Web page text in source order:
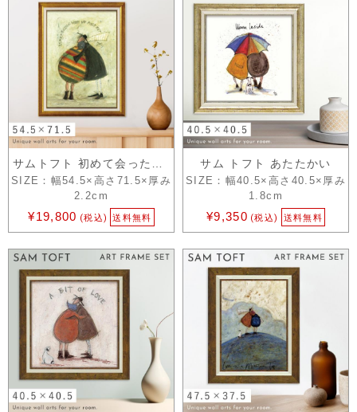
SIZE：幅54.5×高さ71.5×厚み
2.2cm
¥19,800 (税込) 送料無料
サム トフト あたたかい
SIZE：幅40.5×高さ40.5×厚み
1.8cm
¥9,350 (税込) 送料無料